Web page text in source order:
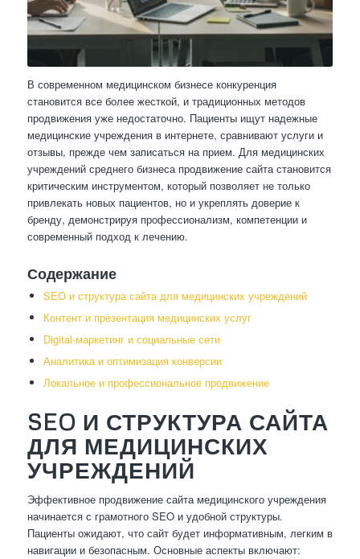
В современном медицинском бизнесе конкуренция
становится все более жесткой, и традиционных методов
продвижения уже недостаточно. Пациенты ищут надежные
медицинские учреждения в интернете, сравнивают услуги и
отзывы, прежде чем записаться на прием. Для медицинских
учреждений среднего бизнеса продвижение сайта становится
критическим инструментом, который позволяет не только
привлекать новых пациентов, но и укреплять доверие к
бренду, демонстрируя профессионализм, компетенции и
современный подход к лечению.
Содержание
SEO и структура сайта для медицинских учреждений
Контент и презентация медицинских услуг
Digital-маркетинг и социальные сети
Аналитика и оптимизация конверсии
Локальное и профессиональное продвижение
SEO И СТРУКТУРА САЙТА
ДЛЯ МЕДИЦИНСКИХ
УЧРЕЖДЕНИЙ
Эффективное продвижение сайта медицинского учреждения
начинается с грамотного SEO и удобной структуры.
Пациенты ожидают, что сайт будет информативным, легким в
навигации и безопасным. Основные аспекты включают: